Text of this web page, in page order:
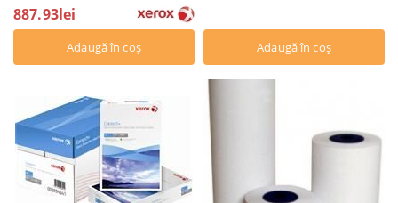
887.93lei